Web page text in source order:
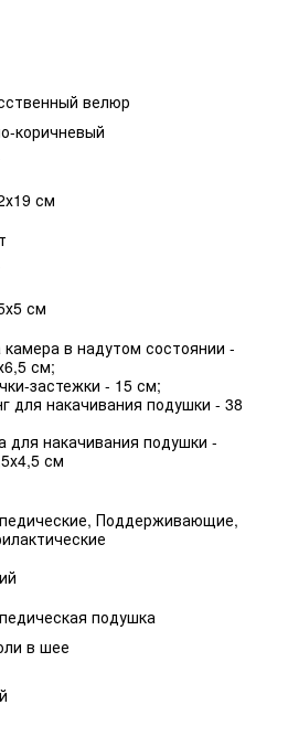
велюр
коричневый
см
см
в надутом состоянии -
см;
застежки - 15 см;
для накачивания подушки - 38
для накачивания подушки -
см
Поддерживающие,
подушка
в шее